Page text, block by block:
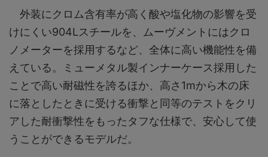
外装にクロム含有率が高く酸や塩化物の影響を受
けにくい904Lスチールを、ムーヴメントにはクロ
ノメーターを採用するなど、全体に高い機能性を備
えている。ミューメタル製インナーケース採用した
ことで高い耐磁性を誇るほか、高さ1mから木の床
に落としたときに受ける衝撃と同等のテストをクリ
アした耐衝撃性をもったタフな仕様で、安心して使
うことができるモデルだ。